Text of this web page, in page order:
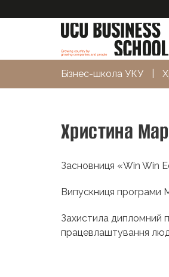
Бізнес-школа УКУ
Христина
Засновниця «Win Win
Випускниця програми
Захистила дипломний
працевлаштування